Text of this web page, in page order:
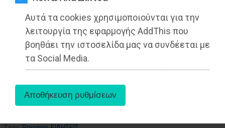
Αυτά τα cookies χρησιμοποιούνται για την
λειτουργία της εφαρμογής AddThis που
βοηθάει την ιστοσελίδα μας να συνδέεται με
τα Social Media.
ΨΙΘΥΡΟΙ
ΑΠΟΣΤΟΛΗ
ΑΡΘΡΩΝ
aboutus